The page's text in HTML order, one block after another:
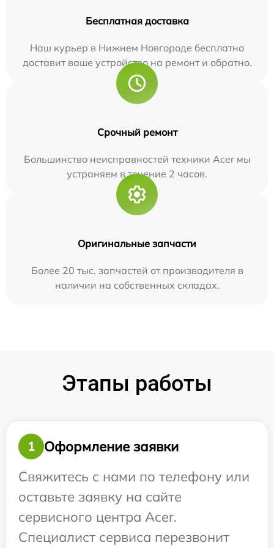
Бесплатная доставка
Наш курьер в Нижнем Новгороде бесплатно
доставит ваше устройство на ремонт и обратно.
Срочный ремонт
Большинство неисправностей техники Acer мы
устраняем в течение 2 часов.
Оригинальные запчасти
Более 20 тыс. запчастей от производителя в
наличии на собственных складах.
Этапы работы
1
Оформление заявки
Свяжитесь с нами по телефону или
оставьте заявку на сайте
сервисного центра Acer.
Специалист сервиса перезвонит